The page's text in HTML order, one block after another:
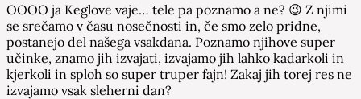
OOOO ja Keglove vaje… tele pa poznamo a ne? 😉 Z njimi
se srečamo v času nosečnosti in, če smo zelo pridne,
postanejo del našega vsakdana. Poznamo njihove super
učinke, znamo jih izvajati, izvajamo jih lahko kadarkoli in
kjerkoli in sploh so super truper fajn! Zakaj jih torej res ne
izvajamo vsak sleherni dan?